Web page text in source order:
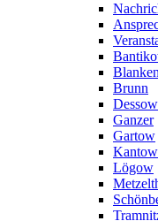
Brunn
Dessow
Ganzer
Gartow
Kantow
Lögow